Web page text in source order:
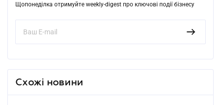
Щопонеділка отримуйте weekly-digest про ключові події бізнесу
Схожі новини